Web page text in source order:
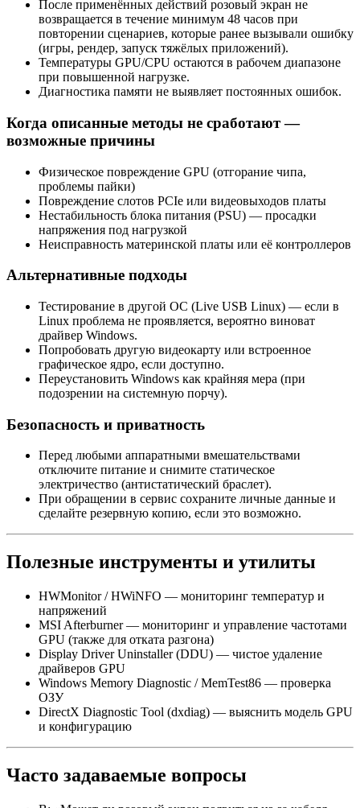
После применённых действий розовый экран не
возвращается в течение минимум 48 часов при
повторении сценариев, которые ранее вызывали ошибку
(игры, рендер, запуск тяжёлых приложений).
Температуры GPU/CPU остаются в рабочем диапазоне
при повышенной нагрузке.
Диагностика памяти не выявляет постоянных ошибок.
Когда описанные методы не сработают —
возможные причины
Физическое повреждение GPU (отгорание чипа,
проблемы пайки)
Повреждение слотов PCIe или видеовыходов платы
Нестабильность блока питания (PSU) — просадки
напряжения под нагрузкой
Неисправность материнской платы или её контроллеров
Альтернативные подходы
Тестирование в другой ОС (Live USB Linux) — если в
Linux проблема не проявляется, вероятно виноват
драйвер Windows.
Попробовать другую видеокарту или встроенное
графическое ядро, если доступно.
Переустановить Windows как крайняя мера (при
подозрении на системную порчу).
Безопасность и приватность
Перед любыми аппаратными вмешательствами
отключите питание и снимите статическое
электричество (антистатический браслет).
При обращении в сервис сохраните личные данные и
сделайте резервную копию, если это возможно.
Полезные инструменты и утилиты
HWMonitor / HWiNFO — мониторинг температур и
напряжений
MSI Afterburner — мониторинг и управление частотами
GPU (также для отката разгона)
Display Driver Uninstaller (DDU) — чистое удаление
драйверов GPU
Windows Memory Diagnostic / MemTest86 — проверка
ОЗУ
DirectX Diagnostic Tool (dxdiag) — выяснить модель GPU
и конфигурацию
Часто задаваемые вопросы